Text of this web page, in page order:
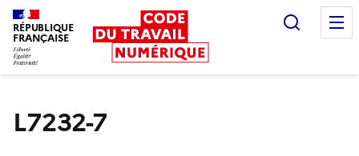
RÉPUBLIQUE
FRANÇAISE
L7232-7